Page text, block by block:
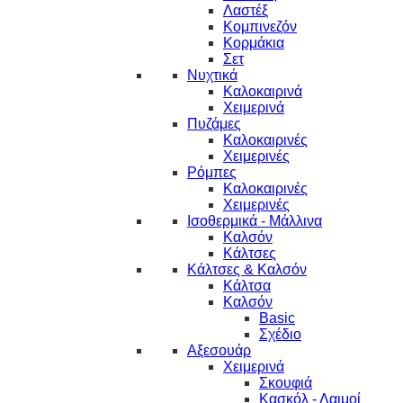
Λαστέξ
Κομπινεζόν
Κορμάκια
Σετ
Νυχτικά
Καλοκαιρινά
Χειμερινά
Πυζάμες
Καλοκαιρινές
Χειμερινές
Ρόμπες
Καλοκαιρινές
Χειμερινές
Ισοθερμικά - Μάλλινα
Καλσόν
Κάλτσες
Κάλτσες & Καλσόν
Κάλτσα
Καλσόν
Basic
Σχέδιο
Αξεσουάρ
Χειμερινά
Σκουφιά
Κασκόλ - Λαιμοί